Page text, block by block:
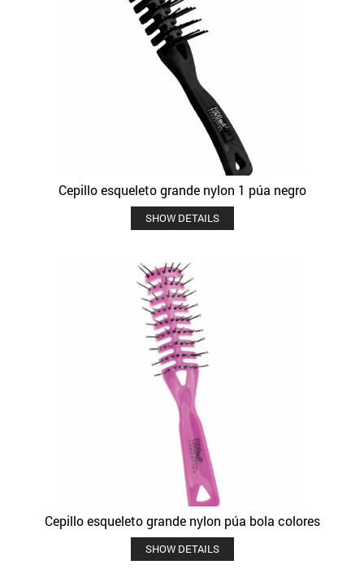
Cepillo esqueleto grande nylon 1 púa negro
SHOW DETAILS
Cepillo esqueleto grande nylon púa bola colores
SHOW DETAILS